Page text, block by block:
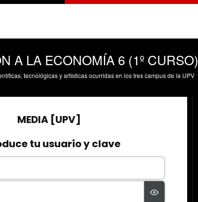
A LA ECONOMÍA 6 (1º CURSO)
tecnológicas y artísticas ocurridas en los tres campus de la UPV